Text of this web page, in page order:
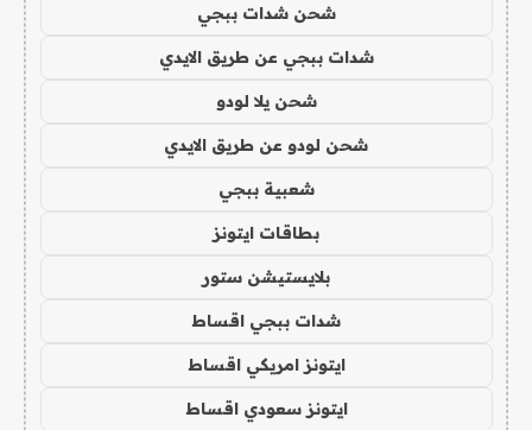
شحن شدات ببجي
شدات ببجي عن طريق الايدي
شحن يلا لودو
شحن لودو عن طريق الايدي
شعبية ببجي
بطاقات ايتونز
بلايستيشن ستور
شدات ببجي اقساط
ايتونز امريكي اقساط
ايتونز سعودي اقساط